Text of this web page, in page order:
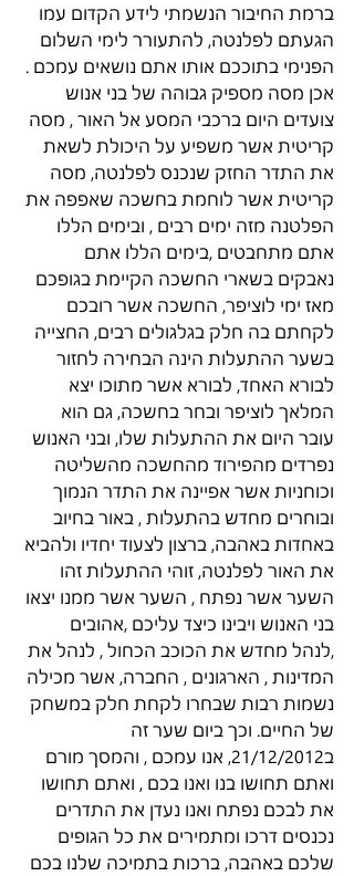
ברמת החיבור הנשמתי לידע הקדום עמו
הגעתם לפלנטה, להתעורר לימי השלום
הפנימי בתוככם אותו אתם נושאים עמכם .
אכן מסה מספיק גבוהה של בני אנוש
צועדים היום ברכבי המסע אל האור , מסה
קריטית אשר משפיע על היכולת לשאת
את התדר החזק שנכנס לפלנטה, מסה
קריטית אשר לוחמת בחשכה שאפפה את
הפלטנה מזה ימים רבים , ובימים הללו
אתם מתחבטים ,בימים הללו אתם
נאבקים בשארי החשכה הקיימת בגופכם
מאז ימי לוציפר, החשכה אשר רובכם
לקחתם בה חלק בגלגולים רבים, החצייה
בשער ההתעלות הינה הבחירה לחזור
לבורא האחד, לבורא אשר מתוכו יצא
המלאך לוציפר ובחר בחשכה, גם הוא
עובר היום את ההתעלות שלו, ובני האנוש
נפרדים מהפירוד מהחשכה מהשליטה
וכוחניות אשר אפיינה את התדר הנמוך
ובוחרים מחדש בהתעלות , באור בחיוב
באחדות באהבה, ברצון לצעוד יחדיו ולהביא
את האור לפלנטה, זוהי ההתעלות זהו
השער אשר נפתח , השער אשר ממנו יצאו
בני האנוש ויבינו כיצד עליכם ,אהובים
,לנהל מחדש את הכוכב הכחול , לנהל את
המדינות , הארגונים , החברה, אשר מכילה
נשמות רבות שבחרו לקחת חלק במשחק
של החיים. וכך ביום שער זה
ב21/12/2012, אנו עמכם , והמסך מורם
ואתם תחושו בנו ואנו בכם , ואתם תחושו
את לבכם נפתח ואנו נעדן את התדרים
נכנסים דרכו ומתמירים את כל הגופים
שלכם באהבה, ברכות בתמיכה שלנו בכם